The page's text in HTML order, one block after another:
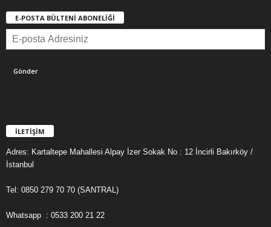
E-POSTA BÜLTENİ ABONELİĞİ
İLETİŞİM
Adres: Kartaltepe Mahallesi Alpay İzer Sokak No : 12 İncirli Bakırköy /
İstanbul
Tel: 0850 279 70 70 (SANTRAL)
Whatsapp : 0533 200 21 22